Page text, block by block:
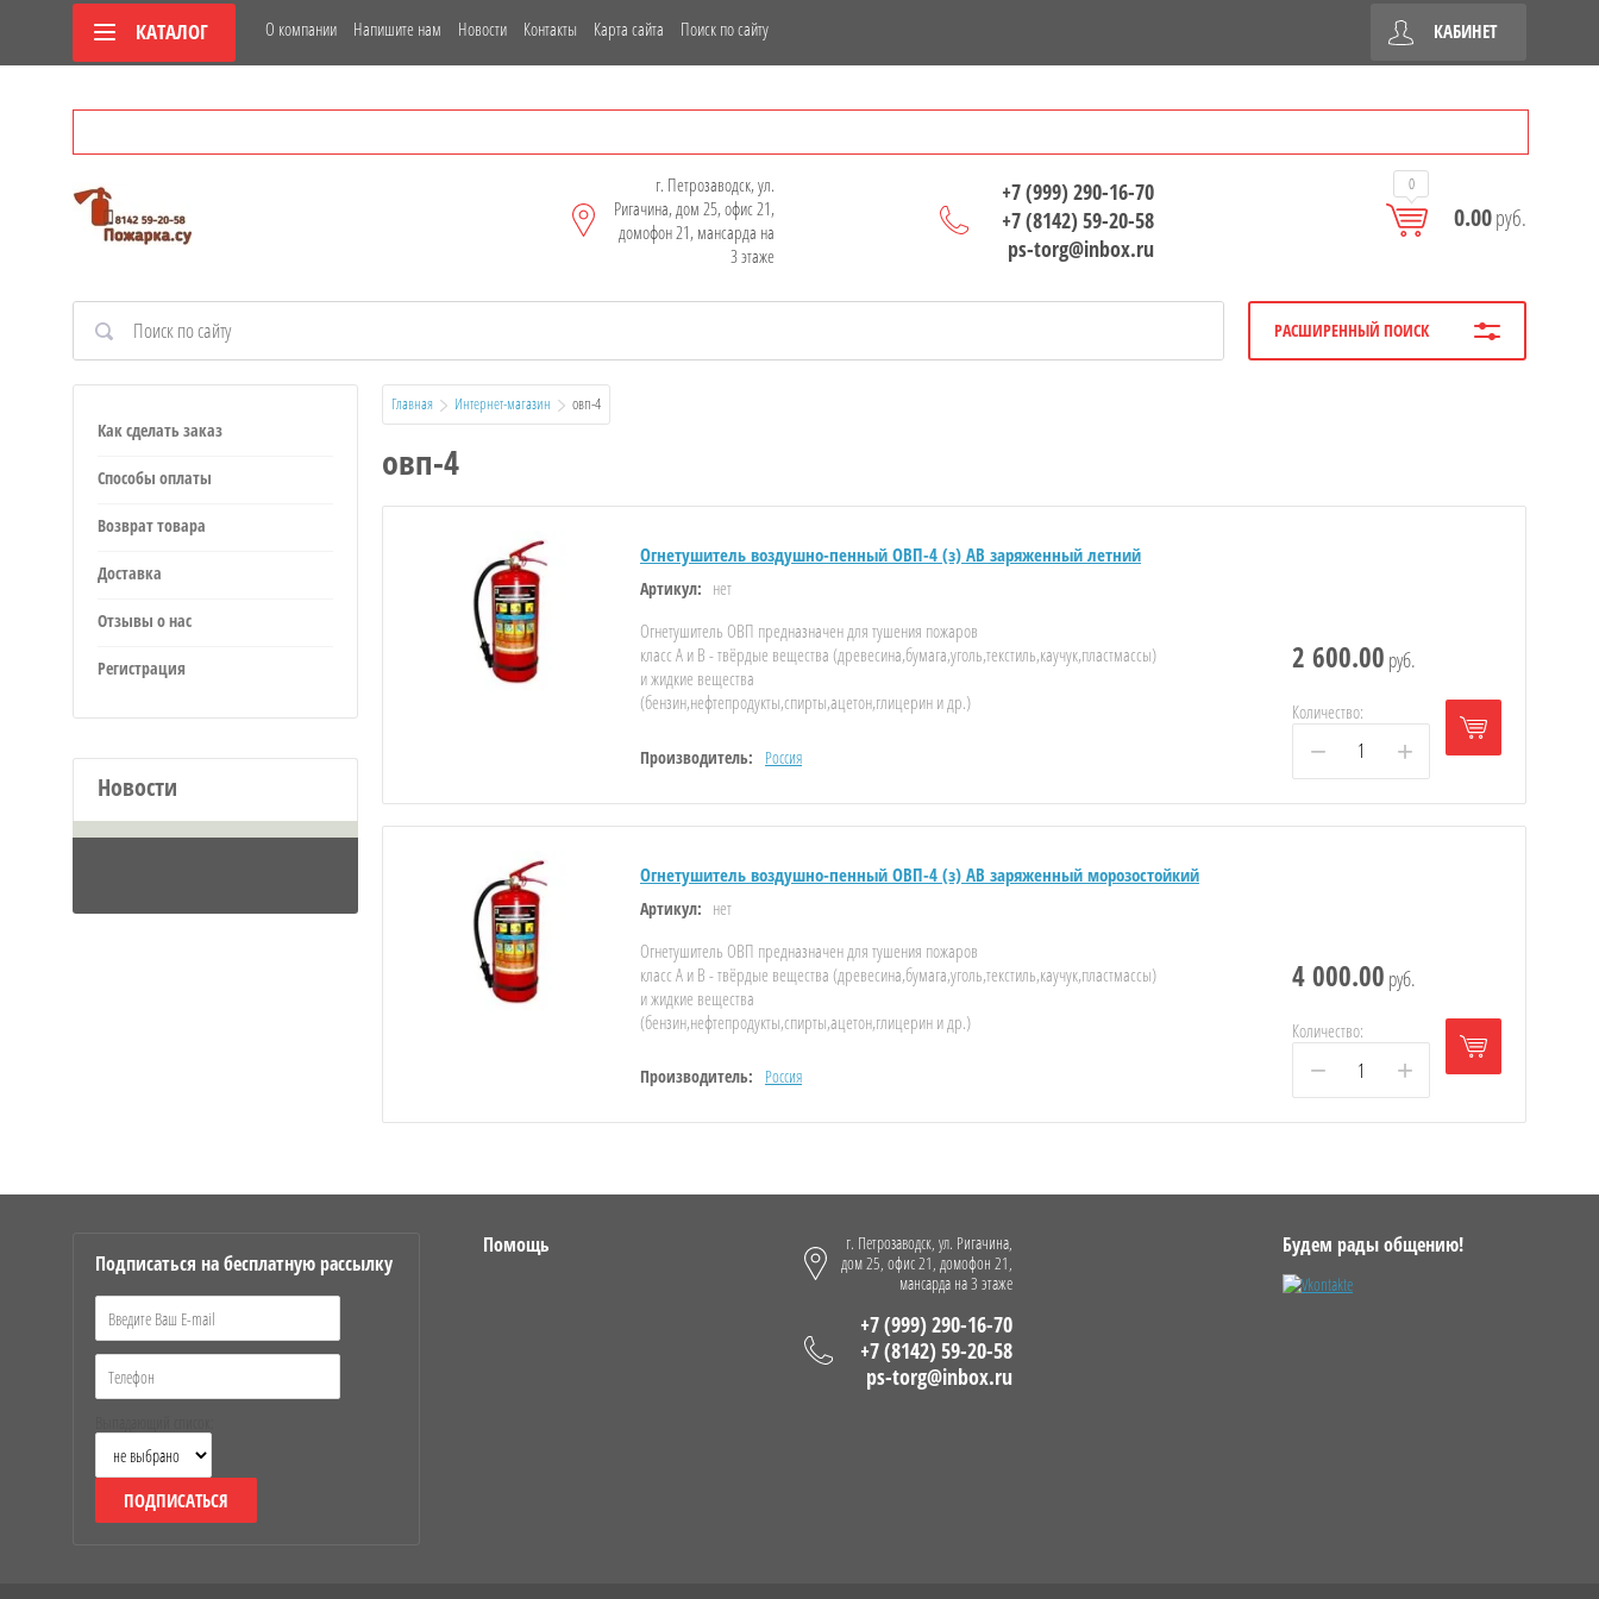
КАТАЛОГ О компании Напишите нам Новости Контакты Карта сайта Поиск по сайту КАБИНЕТ
г. Петрозаводск, ул.
Ригачина, дом 25, офис 21,
домофон 21, мансарда на
3 этаже
+7 (999) 290-16-70
+7 (8142) 59-20-58
ps-torg@inbox.ru
0
0.00руб.
РАСШИРЕННЫЙ ПОИСК
Как сделать заказ
Способы оплаты
Возврат товара
Доставка
Отзывы о нас
Регистрация
Новости
Главная Интернет-магазин
  овп-4
овп-4
Огнетушитель воздушно-пенный ОВП-4 (з) АВ заряженный летний
Артикул: нет
Огнетушитель ОВП предназначен для тушения пожаров
класс А и В - твёрдые вещества (древесина,бумага,уголь,текстиль,каучук,пластмассы)
и жидкие вещества
(бензин,нефтепродукты,спирты,ацетон,глицерин и др.)
Производитель: Россия
2 600.00 руб.
Количество:
− +
Огнетушитель воздушно-пенный ОВП-4 (з) АВ заряженный морозостойкий
Артикул: нет
Огнетушитель ОВП предназначен для тушения пожаров
класс А и В - твёрдые вещества (древесина,бумага,уголь,текстиль,каучук,пластмассы)
и жидкие вещества
(бензин,нефтепродукты,спирты,ацетон,глицерин и др.)
Производитель: Россия
4 000.00 руб.
Количество:
− +
Подписаться на бесплатную рассылку
ПОДПИСАТЬСЯ
Помощь
г. Петрозаводск, ул. Ригачина,
дом 25, офис 21, домофон 21,
мансарда на 3 этаже
+7 (999) 290-16-70
+7 (8142) 59-20-58
ps-torg@inbox.ru
Будем рады общению!